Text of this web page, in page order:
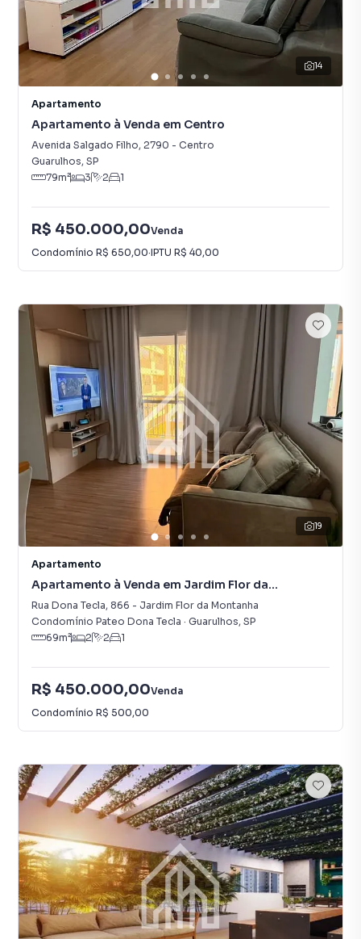
14
Apartamento
Apartamento à Venda em Centro
Avenida Salgado Filho, 2790 - Centro
Guarulhos, SP
79m² 3 2 1
R$ 450.000,00Venda
Condomínio R$ 650,00·IPTU R$ 40,00
19
Apartamento
Apartamento à Venda em Jardim Flor da
Montanha
Rua Dona Tecla, 866 - Jardim Flor da Montanha
Condomínio Pateo Dona Tecla · Guarulhos, SP
69m² 2 2 1
R$ 450.000,00Venda
Condomínio R$ 500,00